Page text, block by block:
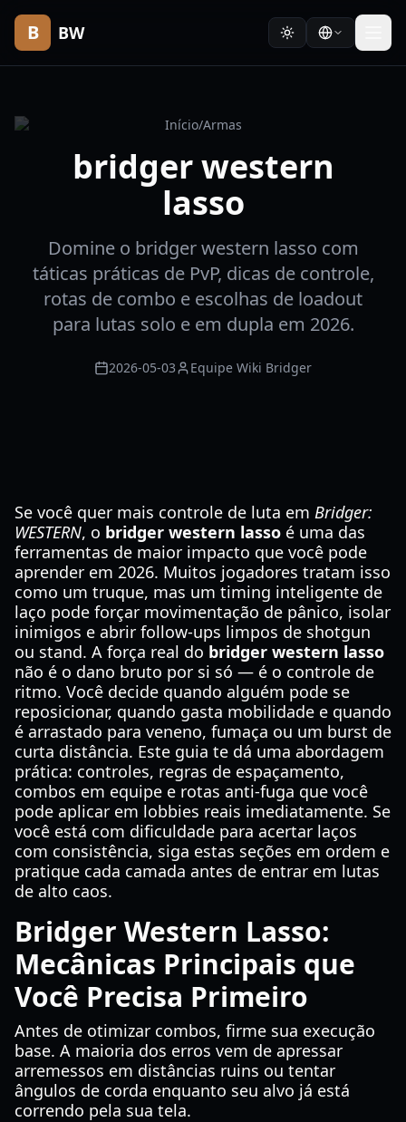
B BW
Início/Armas
bridger western
lasso
Domine o bridger western lasso com
táticas práticas de PvP, dicas de controle,
rotas de combo e escolhas de loadout
para lutas solo e em dupla em 2026.
2026-05-03 Equipe Wiki Bridger
Se você quer mais controle de luta em Bridger:
WESTERN, o bridger western lasso é uma das
ferramentas de maior impacto que você pode
aprender em 2026. Muitos jogadores tratam isso
como um truque, mas um timing inteligente de
laço pode forçar movimentação de pânico, isolar
inimigos e abrir follow-ups limpos de shotgun
ou stand. A força real do bridger western lasso
não é o dano bruto por si só — é o controle de
ritmo. Você decide quando alguém pode se
reposicionar, quando gasta mobilidade e quando
é arrastado para veneno, fumaça ou um burst de
curta distância. Este guia te dá uma abordagem
prática: controles, regras de espaçamento,
combos em equipe e rotas anti-fuga que você
pode aplicar em lobbies reais imediatamente. Se
você está com dificuldade para acertar laços
com consistência, siga estas seções em ordem e
pratique cada camada antes de entrar em lutas
de alto caos.
Bridger Western Lasso:
Mecânicas Principais que
Você Precisa Primeiro
Antes de otimizar combos, firme sua execução
base. A maioria dos erros vem de apressar
arremessos em distâncias ruins ou tentar
ângulos de corda enquanto seu alvo já está
correndo pela sua tela.